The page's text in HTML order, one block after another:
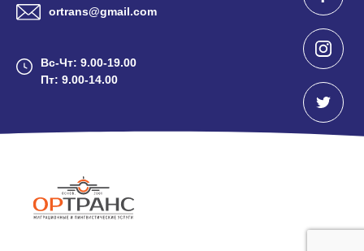
ortrans@gmail.com
Вс-Чт: 9.00-19.00
Пт: 9.00-14.00